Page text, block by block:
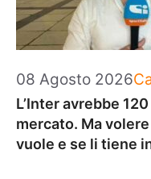
08 Agosto 2026
L’Inter avrebbe
mercato. Ma
vuole e se li tiene